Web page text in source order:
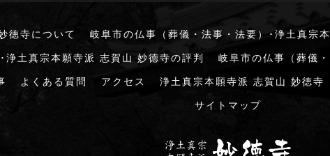
徳寺について 岐阜市の仏事（葬儀・法事・法要）･浄土真宗
土真宗本願寺派 志賀山 妙徳寺の評判 岐阜市の仏事（葬儀
よくある質問 アクセス 浄土真宗本願寺派 志賀山 妙徳寺
サイトマップ